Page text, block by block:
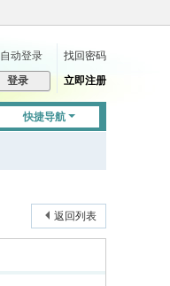
自动登录
找回密码
登录 立即注册
快捷导航
返回列表